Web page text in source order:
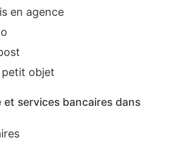
en agence
objet
et services bancaires dans